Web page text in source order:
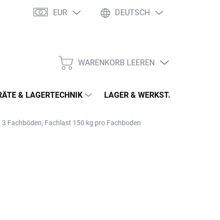
EUR DEUTSCH
WARENKORB
WARENKORB LEEREN
& LAGERTECHNIK LAGER & WERKSTATT
Fachböden, Fachlast 150 kg pro Fachboden